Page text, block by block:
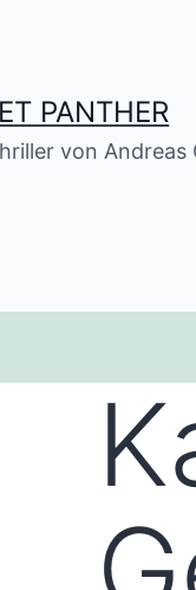
PANTHER
von Andreas